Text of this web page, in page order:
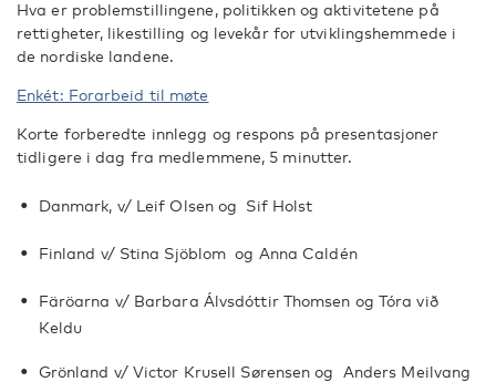
Hva er problemstillingene, politikken og aktivitetene på
rettigheter, likestilling og levekår for utviklingshemmede i
de nordiske landene.
Enkét: Forarbeid til møte
Korte forberedte innlegg og respons på presentasjoner
tidligere i dag fra medlemmene, 5 minutter.
Danmark, v/ Leif Olsen og Sif Holst
Finland v/ Stina Sjöblom og Anna Caldén
Färöarna v/ Barbara Álvsdóttir Thomsen og Tóra við
Keldu
Grönland v/ Victor Krusell Sørensen og Anders Meilvang